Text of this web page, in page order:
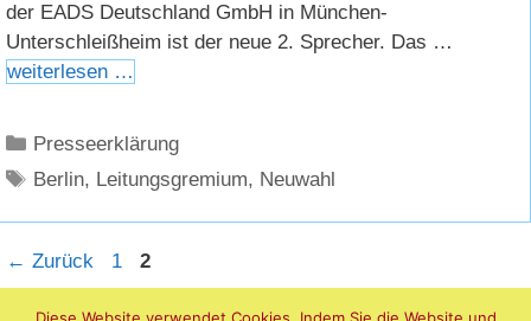
der EADS Deutschland GmbH in München-
Unterschleißheim ist der neue 2. Sprecher. Das …
weiterlesen …
Kategorien
Presseerklärung
Schlagwörter
Berlin, Leitungsgremium, Neuwahl
← Zurück Seite
1 Seite
2